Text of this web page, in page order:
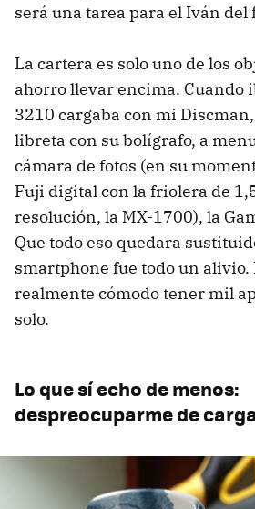
será una tarea para el Iván del
La cartera es solo uno de los
ahorro llevar encima. Cuando
3210 cargaba con mi
libreta con su bolígrafo, a
cámara de fotos (en su
Fuji digital con la friolera de
resolución, la MX-1700), la
Que todo eso quedara
smartphone fue todo un alivio.
realmente cómodo tener mil
solo.
Lo que sí echo de menos:
despreocuparme de